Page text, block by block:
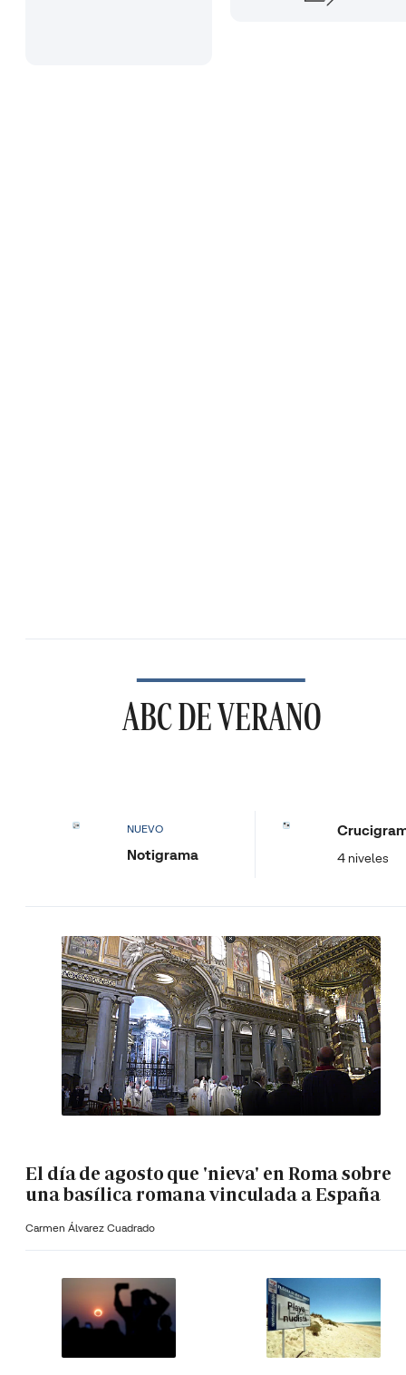
ABC DE VERANO
NUEVO
Notigrama 4 niveles
El día de agosto que 'nieva' en Roma sobre
una basílica romana vinculada a España
Carmen Álvarez Cuadrado